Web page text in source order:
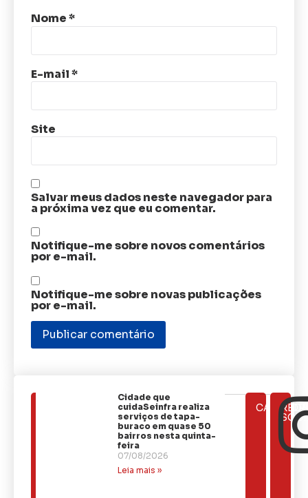
Nome*
E-mail*
Site
Salvar meus dados neste navegador para
a próxima vez que eu comentar.
Notifique-me sobre novos comentários
por e-mail.
Notifique-me sobre novas publicações
por e-mail.
Cidade que
cuidaSeinfra realiza
serviços de tapa-
buraco em quase 50
bairros nesta quinta-
feira
07/08/2026
Leia mais »